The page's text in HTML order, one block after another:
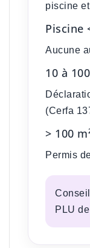
piscine
Piscine
Aucune
10 à
(Cerfa
> 100
Permis
PLU